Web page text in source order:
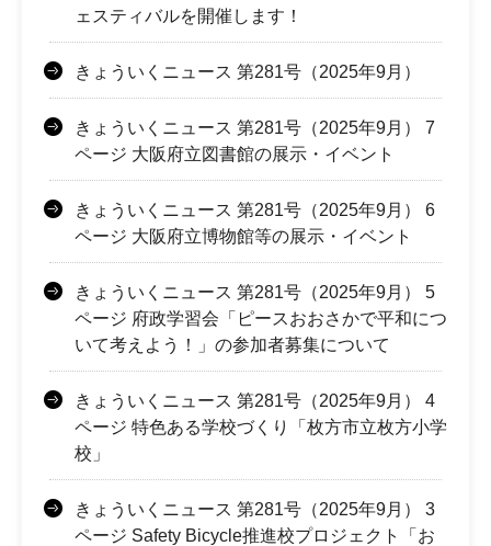
ェスティバルを開催します！
きょういくニュース 第281号（2025年9月）
きょういくニュース 第281号（2025年9月） 7
ページ 大阪府立図書館の展示・イベント
きょういくニュース 第281号（2025年9月） 6
ページ 大阪府立博物館等の展示・イベント
きょういくニュース 第281号（2025年9月） 5
ページ 府政学習会「ピースおおさかで平和につ
いて考えよう！」の参加者募集について
きょういくニュース 第281号（2025年9月） 4
ページ 特色ある学校づくり「枚方市立枚方小学
校」
きょういくニュース 第281号（2025年9月） 3
ページ Safety Bicycle推進校プロジェクト「お